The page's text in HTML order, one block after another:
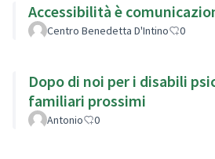
Accessibilità è
Centro Benedetta D'Intino 0
Dopo di noi per i disabili
familiari prossimi
Antonio 0